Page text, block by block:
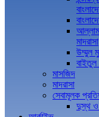
মাদরাসা
উম্মুল
বাইতুল
মাসজিদ
মাদরাসা
সেবামূলক
দুস্থ ও